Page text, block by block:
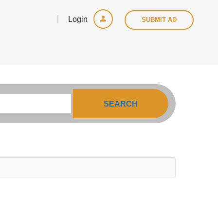
Login SUBMIT AD
SEARCH